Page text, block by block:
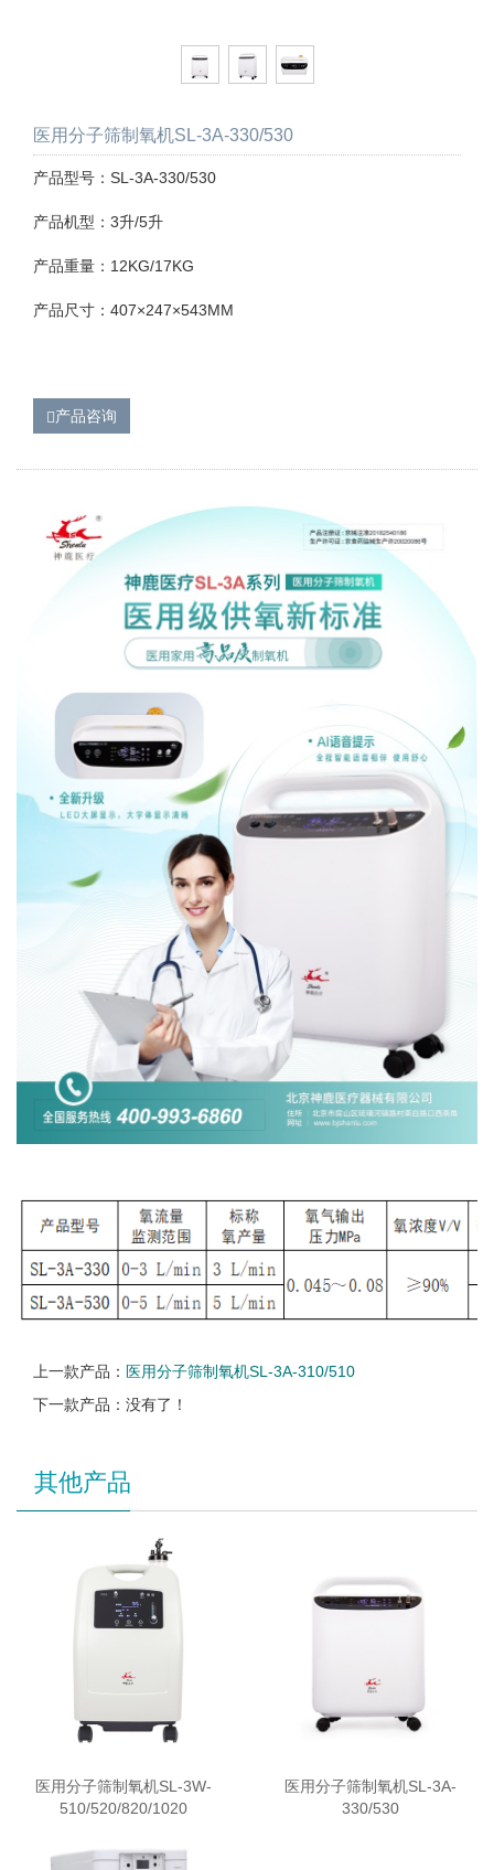
医用分子筛制氧机SL-3A-330/530
产品型号：SL-3A-330/530
产品机型：3升/5升
产品重量：12KG/17KG
产品尺寸：407×247×543MM
产品咨询
上一款产品： 医用分子筛制氧机SL-3A-310/510
下一款产品：没有了！
其他产品
医用分子筛制氧机SL-3W-
510/520/820/1020
医用分子筛制氧机SL-3A-
330/530